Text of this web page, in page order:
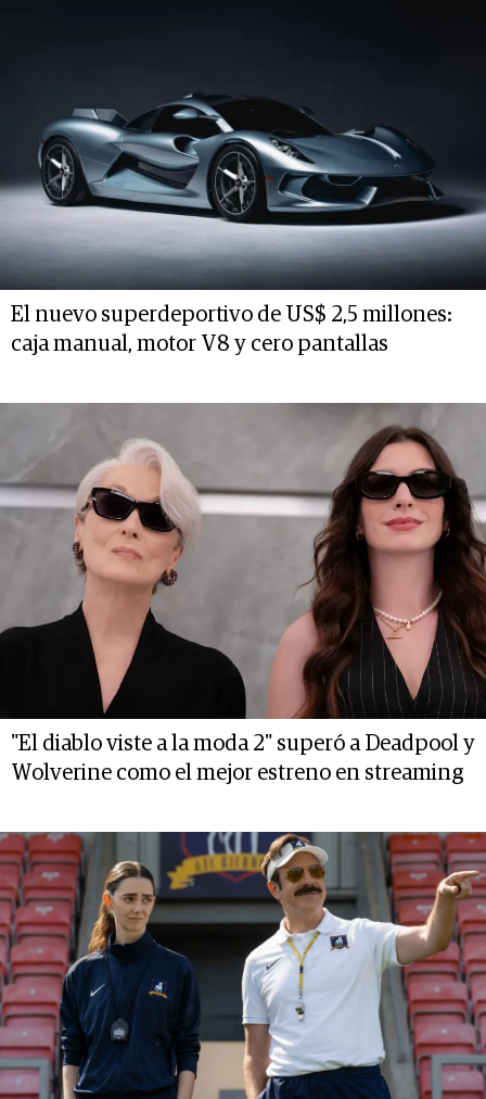
El nuevo superdeportivo de US$ 2,5 millones:
caja manual, motor V8 y cero pantallas
"El diablo viste a la moda 2" superó a Deadpool y
Wolverine como el mejor estreno en streaming